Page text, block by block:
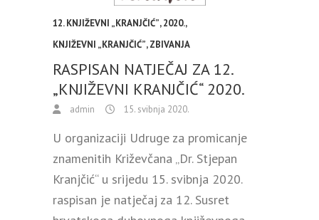
12. KNJIŽEVNI „KRANJČIĆ”,2020.,
KNJIŽEVNI „KRANJČIĆ”,ZBIVANJA
RASPISAN NATJEČAJ ZA 12.
„KNJIŽEVNI KRANJČIĆ“ 2020.
admin 15. svibnja 2020.
U organizaciji Udruge za promicanje
znamenitih Križevčana „Dr. Stjepan
Kranjčić“ u srijedu 15. svibnja 2020.
raspisan je natječaj za 12. Susret